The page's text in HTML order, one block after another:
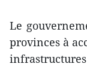
Le
provinces à